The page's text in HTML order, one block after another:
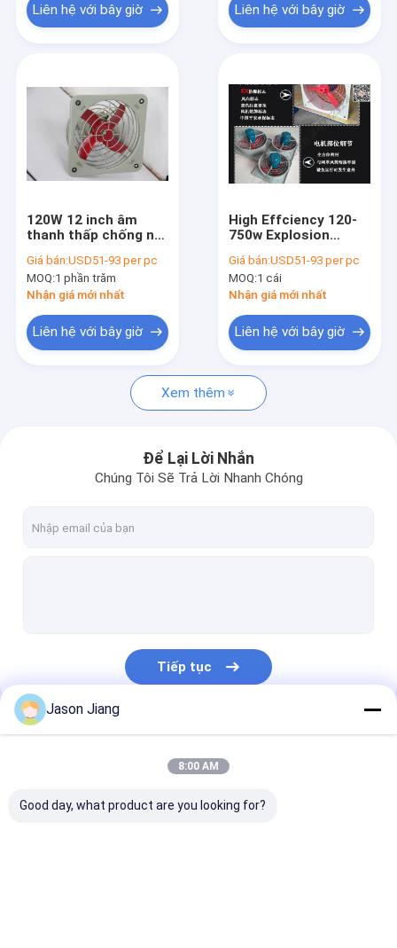
Các sản phẩm
Video
Về chúng tôi
Liên hệ chúng tôi
Tin tức
Đèn LED chống cháy nổ High Bay
Đèn LED chống cháy nổ
Hộp nối chống cháy nổ
Công tắc chống cháy nổ
Ổ cắm và phích cắm chống cháy nổ
Liên hệ với bây giờ Liên hệ với bây giờ
120W 12 inch âm
thanh thấp chống nổ
nghiệp Ventilation
Exhaust Fan IP54
WF2 Bảo vệ
Giá bán:USD51-93 per pc
MOQ:1 phần trăm
Nhận giá mới nhất
Liên hệ với bây giờ
High Effciency 120-
750w Explosion
With Vibration-
damping Device
Suitable For Zone 1,2
Giá bán:USD51-93 per pc
MOQ:1 cái
Nhận giá mới nhất
Liên hệ với bây giờ
Xem thêm
Để Lại Lời Nhắn
Chúng Tôi Sẽ Trả Lời Nhanh Chóng
Tiếp tục
Danh Mục Của Chúng Tôi
Jason Jiang
8:00 AM
Good day, what product are you looking for?